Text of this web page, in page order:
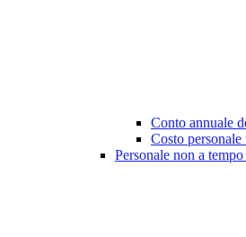
Conto annuale
Costo
Personale non a